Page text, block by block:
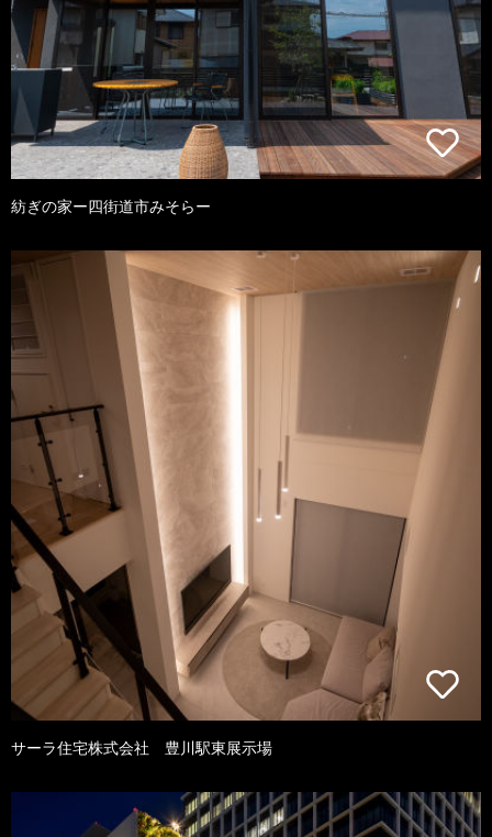
紡ぎの家ー四街道市みそらー
サーラ住宅株式会社 豊川駅東展示場